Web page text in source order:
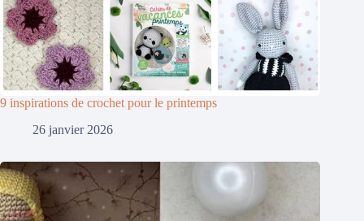
9 inspirations de crochet pour le printemps
26 janvier 2026